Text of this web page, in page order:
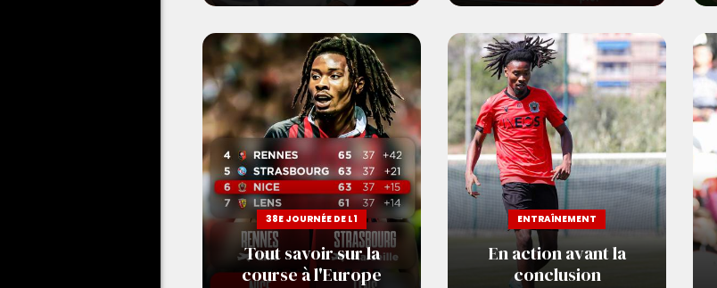
38E JOURNÉE DE L1
Tout savoir sur la
course à l'Europe
ENTRAÎNEMENT
En action avant la
conclusion